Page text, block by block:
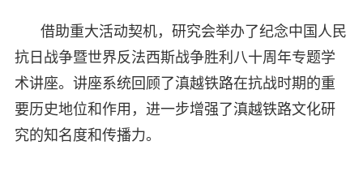
借助重大活动契机，研究会举办了纪念中国人民
抗日战争暨世界反法西斯战争胜利八十周年专题学
术讲座。讲座系统回顾了滇越铁路在抗战时期的重
要历史地位和作用，进一步增强了滇越铁路文化研
究的知名度和传播力。